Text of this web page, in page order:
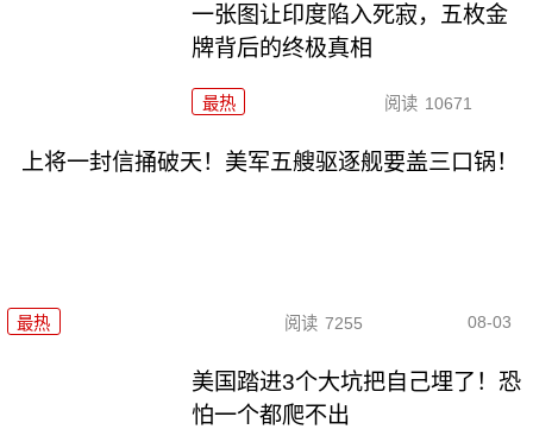
一张图让印度陷入死寂，五枚金
牌背后的终极真相
最热 阅读 10671
上将一封信捅破天！美军五艘驱逐舰要盖三口锅！
最热 阅读 7255 08-03
美国踏进3个大坑把自己埋了！恐
怕一个都爬不出